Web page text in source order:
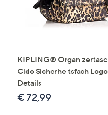
KIPLING®
Cido Sicherheitsfach
Details
€ 72,99